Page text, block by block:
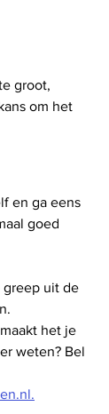
groot,
om het
en ga eens
goed
greep uit de
het je
weten? Bel